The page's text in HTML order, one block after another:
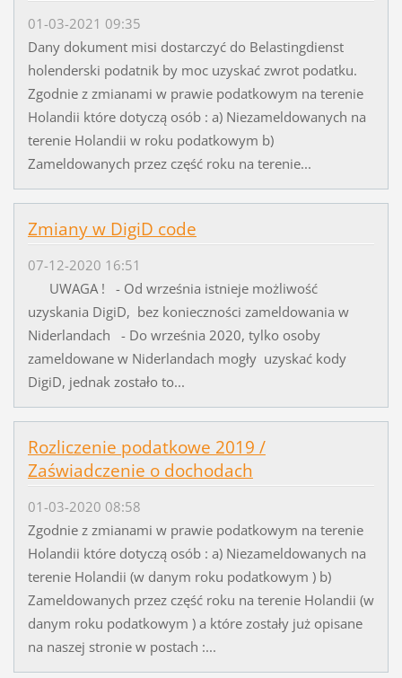
01-03-2021 09:35
Dany dokument misi dostarczyć do Belastingdienst
holenderski podatnik by moc uzyskać zwrot podatku.
Zgodnie z zmianami w prawie podatkowym na terenie
Holandii które dotyczą osób : a) Niezameldowanych na
terenie Holandii w roku podatkowym b)
Zameldowanych przez część roku na terenie...
Zmiany w DigiD code
07-12-2020 16:51
UWAGA ! - Od września istnieje możliwość
uzyskania DigiD, bez konieczności zameldowania w
Niderlandach - Do września 2020, tylko osoby
zameldowane w Niderlandach mogły uzyskać kody
DigiD, jednak zostało to...
Rozliczenie podatkowe 2019 /
Zaświadczenie o dochodach
01-03-2020 08:58
Zgodnie z zmianami w prawie podatkowym na terenie
Holandii które dotyczą osób : a) Niezameldowanych na
terenie Holandii (w danym roku podatkowym ) b)
Zameldowanych przez część roku na terenie Holandii (w
danym roku podatkowym ) a które zostały już opisane
na naszej stronie w postach :...